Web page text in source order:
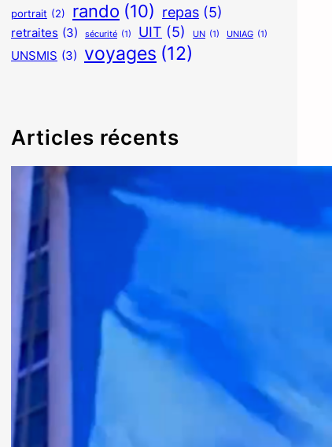
portrait (2) rando (10) repas (5)
retraites (3) sécurité (1) UIT (5) UN (1) UNIAG (1)
UNSMIS (3) voyages (12)
Articles récents
The UN at 80
Voices of We the Peoples of United Nations